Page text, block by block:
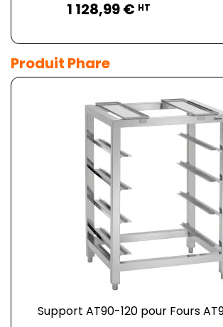
1 128,99 € HT
Produit Phare
Support AT90-120 pour Fours